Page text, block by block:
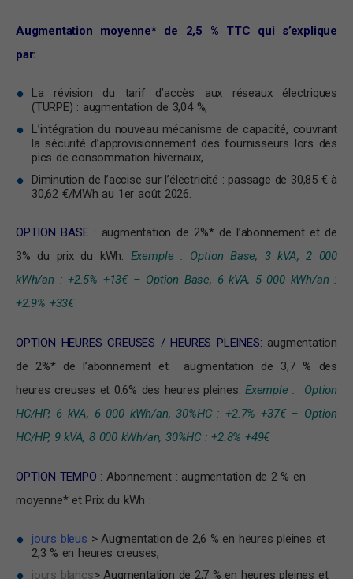
Augmentation moyenne* de 2,5 % TTC qui s’explique
par:
La révision du tarif d’accès aux réseaux électriques
(TURPE) : augmentation de 3,04 %,
L’intégration du nouveau mécanisme de capacité, couvrant
la sécurité d’approvisionnement des fournisseurs lors des
pics de consommation hivernaux,
Diminution de l’accise sur l’électricité : passage de 30,85 € à
30,62 €/MWh au 1er août 2026.
OPTION BASE : augmentation de 2%* de l’abonnement et de
3% du prix du kWh. Exemple : Option Base, 3 kVA, 2 000
kWh/an : +2.5% +13€ – Option Base, 6 kVA, 5 000 kWh/an :
+2.9% +33€
OPTION HEURES CREUSES / HEURES PLEINES: augmentation
de 2%* de l’abonnement et augmentation de 3,7 % des
heures creuses et 0.6% des heures pleines. Exemple : Option
HC/HP, 6 kVA, 6 000 kWh/an, 30%HC : +2.7% +37€ – Option
HC/HP, 9 kVA, 8 000 kWh/an, 30%HC : +2.8% +49€
OPTION TEMPO : Abonnement : augmentation de 2 % en
moyenne* et Prix du kWh :
jours bleus > Augmentation de 2,6 % en heures pleines et
2,3 % en heures creuses,
jours blancs> Augmentation de 2,7 % en heures pleines et